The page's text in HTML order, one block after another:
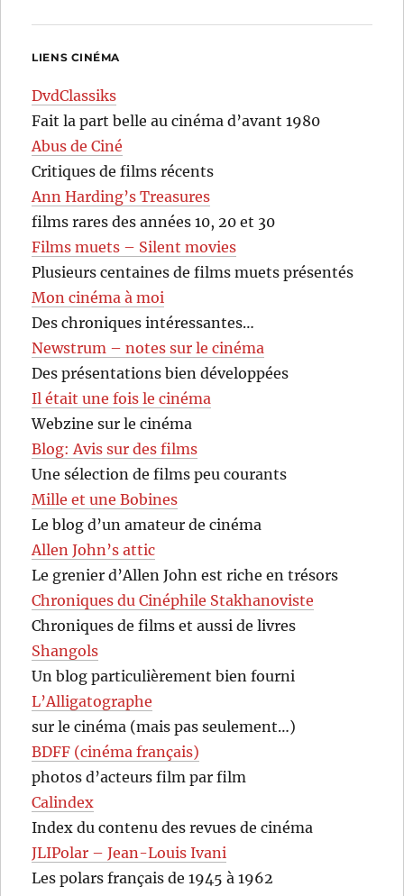
LIENS CINÉMA
DvdClassiks
Fait la part belle au cinéma d’avant 1980
Abus de Ciné
Critiques de films récents
Ann Harding’s Treasures
films rares des années 10, 20 et 30
Films muets – Silent movies
Plusieurs centaines de films muets présentés
Mon cinéma à moi
Des chroniques intéressantes…
Newstrum – notes sur le cinéma
Des présentations bien développées
Il était une fois le cinéma
Webzine sur le cinéma
Blog: Avis sur des films
Une sélection de films peu courants
Mille et une Bobines
Le blog d’un amateur de cinéma
Allen John’s attic
Le grenier d’Allen John est riche en trésors
Chroniques du Cinéphile Stakhanoviste
Chroniques de films et aussi de livres
Shangols
Un blog particulièrement bien fourni
L’Alligatographe
sur le cinéma (mais pas seulement…)
BDFF (cinéma français)
photos d’acteurs film par film
Calindex
Index du contenu des revues de cinéma
JLIPolar – Jean-Louis Ivani
Les polars français de 1945 à 1962